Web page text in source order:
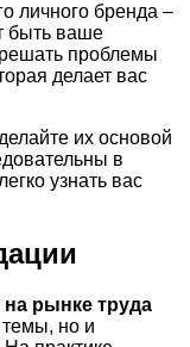
личного бренда –
быть ваше
проблемы
делает вас
их основой
в
узнать вас
рынке труда
темы, но и